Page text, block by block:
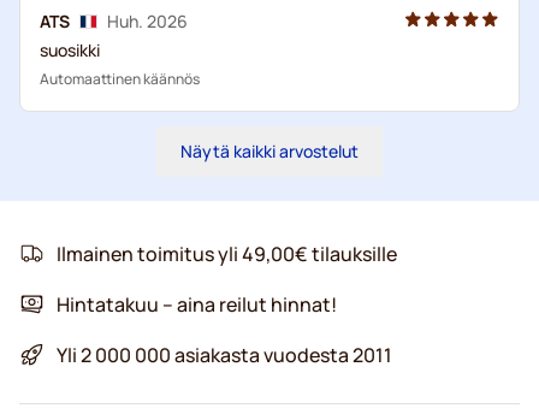
ATS
Huh. 2026
suosikki
Automaattinen käännös
Näytä kaikki arvostelut
Ilmainen toimitus yli 49,00€ tilauksille
Hintatakuu – aina reilut hinnat!
Yli 2 000 000 asiakasta vuodesta 2011